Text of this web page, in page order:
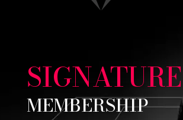
SIGNATURE
MEMBERSHIP